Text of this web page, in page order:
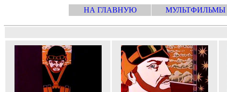
НА ГЛАВНУЮ МУЛЬТФИЛЬМЫ